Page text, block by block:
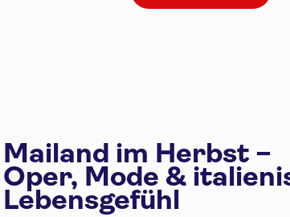
Mailand im Herbst –
Oper, Mode &
Lebensgefühl